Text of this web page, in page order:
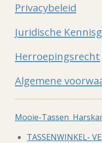
Privacybeleid
Juridische
Herroepingsrecht
Algemene
Mooie-Tassen
TASSENWINKEL-